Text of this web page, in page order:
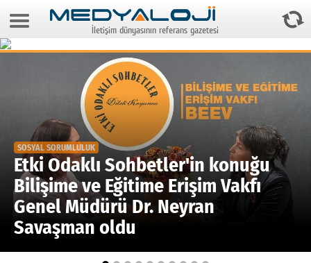
9 Ağustos 2026 7:40:07
Video Galeri
Gazeteler
Medya
Reyting-tiraj
Teknoloji
Televizyon
İletişim dünyasının referans gazetesi
SOSYAL SORUMLULUK
Etki Odaklı Sohbetler'in konuğu
Bilişime ve Eğitime Erişim Vakfı
Genel Müdürü Dr. Neyran
Savaşman oldu